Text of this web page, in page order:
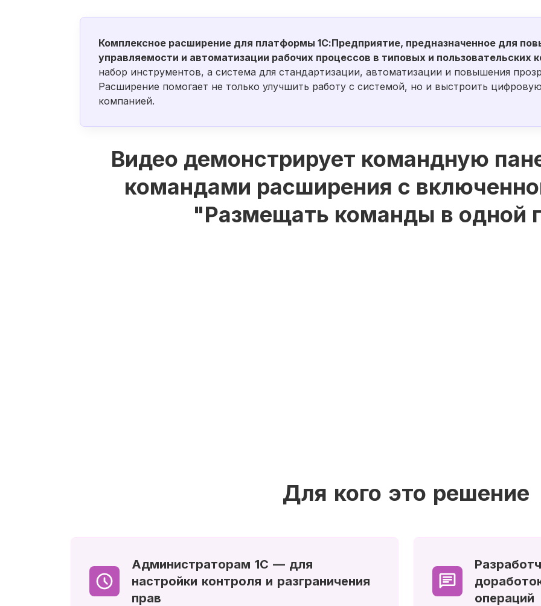
Комплексное расширение для платформы 1С:Предприятие, предназначенное для
управляемости и автоматизации рабочих процессов в типовых и пользовательских
набор инструментов, а система для стандартизации, автоматизации и повышения
Расширение помогает не только улучшить работу с системой, но и выстроить
компанией.
Видео демонстрирует командную
командами расширения с
"Размещать команды в одной
Для кого это решение
Администраторам 1С — для
настройки контроля и разграничения
прав
операций